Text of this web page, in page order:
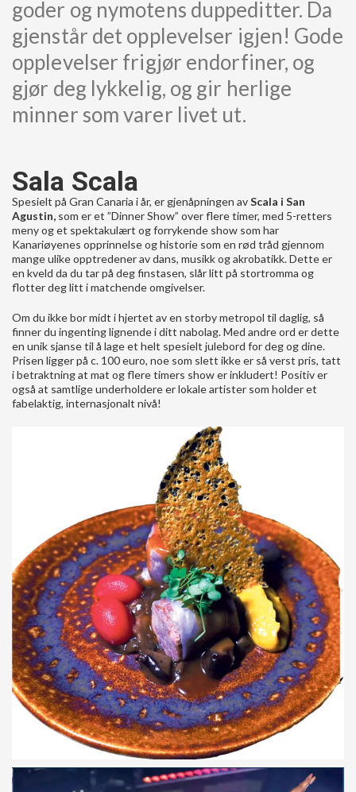
goder og nymotens duppeditter. Da
gjenstår det opplevelser igjen! Gode
opplevelser frigjør endorfiner, og
gjør deg lykkelig, og gir herlige
minner som varer livet ut.
Sala Scala
Spesielt på Gran Canaria i år, er gjenåpningen avScala i San
Agustin, som er et ”Dinner Show” over flere timer, med 5-retters
meny og et spektakulært og forrykende show som har
Kanariøyenes opprinnelse og historie som en rød tråd gjennom
mange ulike opptredener av dans, musikk og akrobatikk. Dette er
en kveld da du tar på deg finstasen, slår litt på stortromma og
flotter deg litt i matchende omgivelser.
Om du ikke bor midt i hjertet av en storby metropol til daglig, så
finner du ingenting lignende i ditt nabolag. Med andre ord er dette
en unik sjanse til å lage et helt spesielt julebord for deg og dine.
Prisen ligger på c. 100 euro, noe som slett ikke er så verst pris, tatt
i betraktning at mat og flere timers show er inkludert! Positiv er
også at samtlige underholdere er lokale artister som holder et
fabelaktig, internasjonalt nivå!